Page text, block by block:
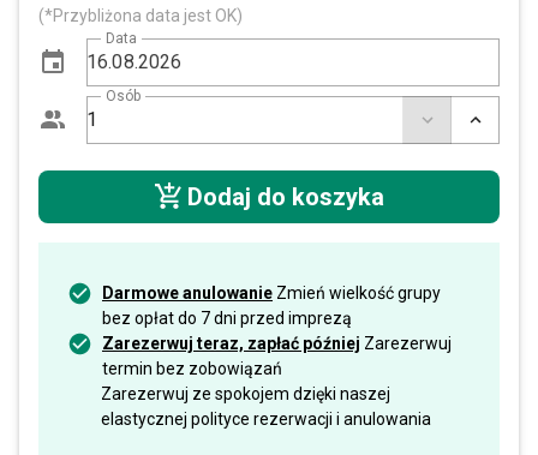
(*Przybliżona data jest OK)
Data
Osób
Dodaj do koszyka
Darmowe anulowanie Zmień wielkość grupy
bez opłat do 7 dni przed imprezą
Zarezerwuj teraz, zapłać później Zarezerwuj
termin bez zobowiązań
Zarezerwuj ze spokojem dzięki naszej
elastycznej polityce rezerwacji i anulowania